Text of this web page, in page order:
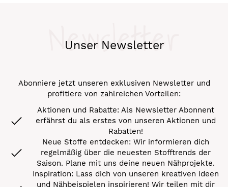
Unser Newsletter
Newsletter
Abonniere jetzt unseren exklusiven Newsletter und
profitiere von zahlreichen Vorteilen:
Aktionen und Rabatte: Als Newsletter Abonnent
erfährst du als erstes von unseren Aktionen und
Rabatten!
Neue Stoffe entdecken: Wir informieren dich
regelmäßig über die neuesten Stofftrends der
Saison. Plane mit uns deine neuen Nähprojekte.
Inspiration: Lass dich von unseren kreativen Ideen
und Nähbeispielen inspirieren! Wir teilen mit dir